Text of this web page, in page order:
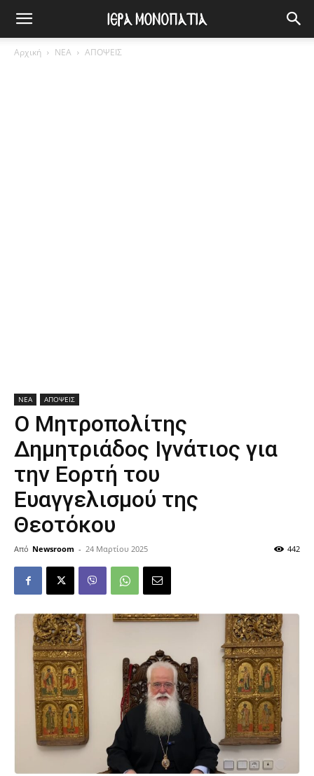
Αρχική ΝΕΑ ΑΠΟΨΕΙΣ
ΝΕΑ ΑΠΟΨΕΙΣ
Ο Μητροπολίτης
Δημητριάδος Ιγνάτιος για
την Εορτή του
Ευαγγελισμού της
Θεοτόκου
Από Newsroom - 24 Μαρτίου 2025 442